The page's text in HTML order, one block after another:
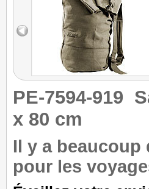
PE-7594-919
x 80 cm
Il y a
pour les